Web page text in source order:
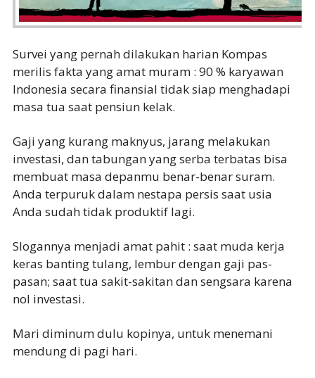
Survei yang pernah dilakukan harian Kompas
merilis fakta yang amat muram : 90 % karyawan
Indonesia secara finansial tidak siap menghadapi
masa tua saat pensiun kelak.
Gaji yang kurang maknyus, jarang melakukan
investasi, dan tabungan yang serba terbatas bisa
membuat masa depanmu benar-benar suram.
Anda terpuruk dalam nestapa persis saat usia
Anda sudah tidak produktif lagi.
Slogannya menjadi amat pahit : saat muda kerja
keras banting tulang, lembur dengan gaji pas-
pasan; saat tua sakit-sakitan dan sengsara karena
nol investasi.
Mari diminum dulu kopinya, untuk menemani
mendung di pagi hari.